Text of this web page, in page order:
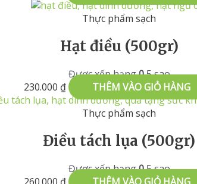
Thực phẩm sạch
Hạt điều (500gr)
Được xếp hạng05 sao
230.000 ₫
THÊM VÀO GIỎ HÀNG
Thực phẩm sạch
Điều tách lụa (500gr)
Được xếp hạng05 sao